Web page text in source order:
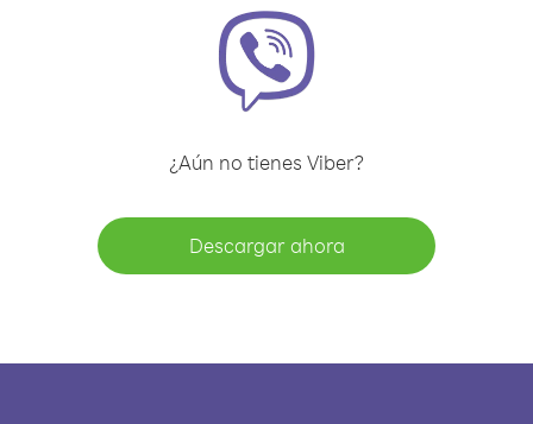
¿Aún no tienes Viber?
Descargar ahora